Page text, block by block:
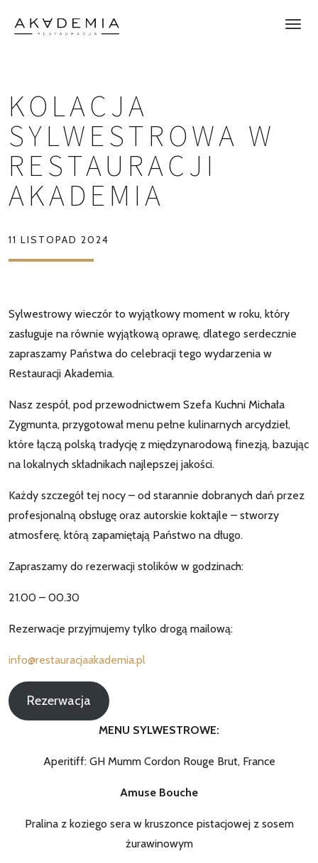
KOLACJA
SYLWESTROWA W
RESTAURACJI
AKADEMIA
11 LISTOPAD 2024
Sylwestrowy wieczór to wyjątkowy moment w roku, który
zasługuje na równie wyjątkową oprawę, dlatego serdecznie
zapraszamy Państwa do celebracji tego wydarzenia w
Restauracji Akademia.
Nasz zespół, pod przewodnictwem Szefa Kuchni Michała
Zygmunta, przygotował menu pełne kulinarnych arcydzieł,
które łączą polską tradycję z międzynarodową finezją, bazując
na lokalnych składnikach najlepszej jakości.
Każdy szczegół tej nocy – od starannie dobranych dań przez
profesjonalną obsługę oraz autorskie koktajle – stworzy
atmosferę, którą zapamiętają Państwo na długo.
Zapraszamy do rezerwacji stolików w godzinach:
21.00 – 00.30
Rezerwacje przyjmujemy tylko drogą mailową:
info@restauracjaakademia.pl
Rezerwacja
MENU SYLWESTROWE:
Aperitiff: GH Mumm Cordon Rouge Brut, France
Amuse Bouche
Pralina z koziego sera w kruszonce pistacjowej z sosem
żurawinowym